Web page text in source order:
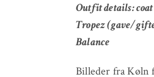
Outfit details:
Tropez (gave/
Balance
Billeder fra Køln